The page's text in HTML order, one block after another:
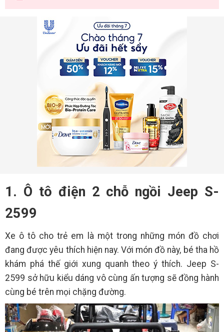
1. Ô tô điện 2 chỗ ngồi Jeep S-
2599
Xe ô tô cho trẻ em là một trong những món đồ chơi
đang được yêu thích hiện nay. Với món đồ này, bé tha hồ
khám phá thế giới xung quanh theo ý thích. Jeep S-
2599 sở hữu kiểu dáng vô cùng ấn tượng sẽ đồng hành
cùng bé trên mọi chặng đường.